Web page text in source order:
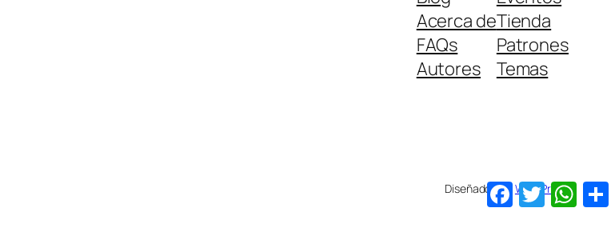
Acerca de
FAQs
Autores
Tienda
Patrones
Temas
Diseñado conWordPress
Facebook
Twitter